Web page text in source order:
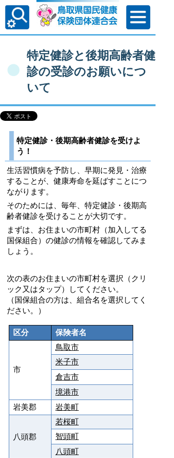
特定健診と後期高齢者健
診の受診のお願いにつ
いて
特定健診・後期高齢者健診を受けよ
う！
生活習慣病を予防し、早期に発見・治療
することが、健康寿命を延ばすことにつ
ながります。
そのためには、毎年、特定健診・後期高
齢者健診を受けることが大切です。
まずは、お住まいの市町村（加入してる
国保組合）の健診の情報を確認してみま
しょう。
次の表のお住まいの市町村を選択（クリ
ック又はタップ）してください。
（国保組合の方は、組合名を選択してく
ださい。）
区分 保険者名
市
鳥取市
米子市
倉吉市
境港市
岩美郡
岩美町
八頭郡
若桜町
智頭町
八頭町